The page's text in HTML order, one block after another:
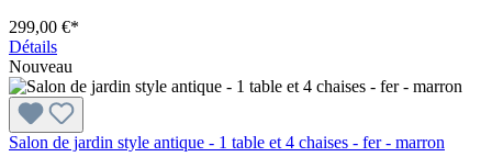
299,00 €*
Détails
Nouveau
Salon de jardin style antique - 1 table et 4 chaises - fer - marron